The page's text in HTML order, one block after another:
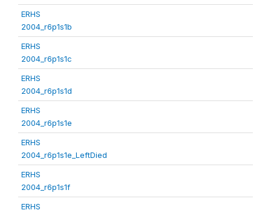
ERHS
2004_r6p1s1b
ERHS
2004_r6p1s1c
ERHS
2004_r6p1s1d
ERHS
2004_r6p1s1e
ERHS
2004_r6p1s1e_LeftDied
ERHS
2004_r6p1s1f
ERHS